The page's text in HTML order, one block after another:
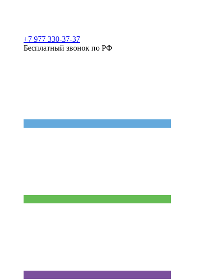
+7 977 330-37-37
Бесплатный звонок по РФ